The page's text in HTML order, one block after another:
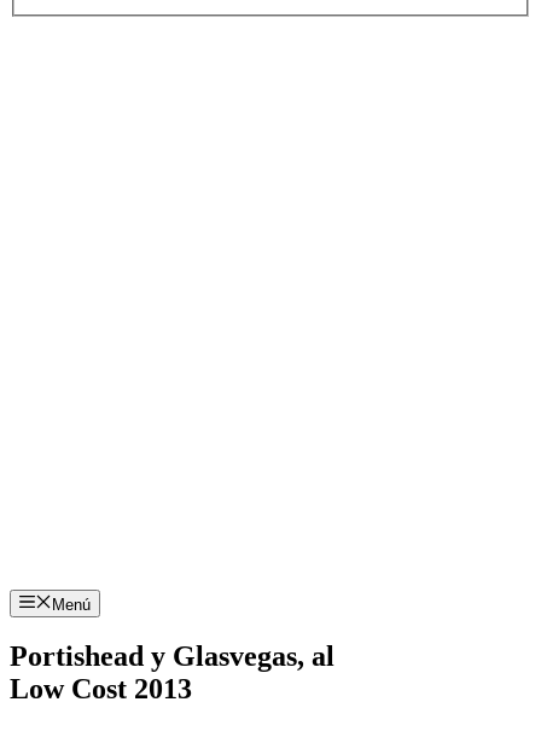
Menú
Portishead y Glasvegas, al
Low Cost 2013